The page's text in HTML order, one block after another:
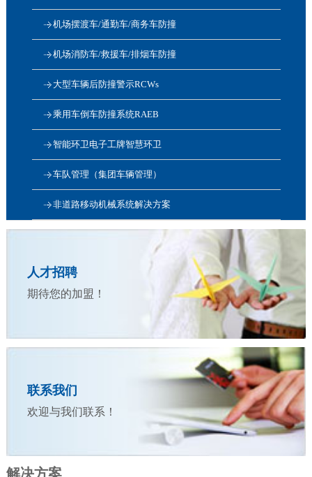
机场摆渡车/通勤车/商务车防撞
机场消防车/救援车/排烟车防撞
大型车辆后防撞警示RCWs
乘用车倒车防撞系统RAEB
智能环卫电子工牌智慧环卫
车队管理（集团车辆管理）
非道路移动机械系统解决方案
人才招聘
期待您的加盟！
联系我们
欢迎与我们联系！
解决方案